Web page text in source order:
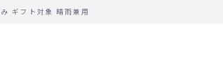
ギフト対象 晴雨兼用